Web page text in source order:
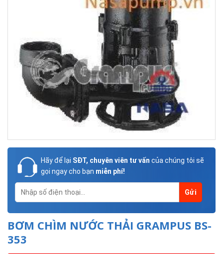
Hãy để lại SĐT, chuyên viên tư vấn của chúng tôi sẽ
gọi ngay cho bạn miễn phí!
BƠM CHÌM NƯỚC THẢI GRAMPUS BS-
353